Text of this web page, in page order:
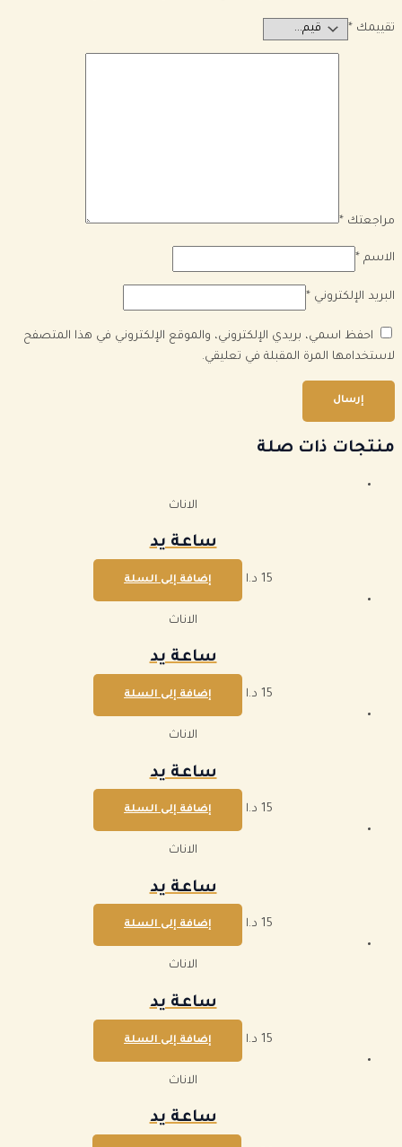
تقييمك *
مراجعتك *
الاسم *
البريد الإلكتروني *
احفظ اسمي، بريدي الإلكتروني، والموقع الإلكتروني في هذا المتصفح
لاستخدامها المرة المقبلة في تعليقي.
منتجات ذات صلة
الاناث
ساعة يد
15 د.ا إضافة إلى السلة
الاناث
ساعة يد
15 د.ا إضافة إلى السلة
الاناث
ساعة يد
15 د.ا إضافة إلى السلة
الاناث
ساعة يد
15 د.ا إضافة إلى السلة
الاناث
ساعة يد
15 د.ا إضافة إلى السلة
الاناث
ساعة يد